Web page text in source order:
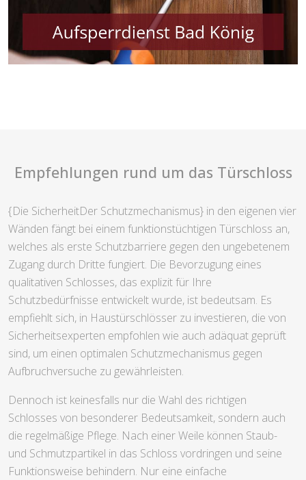
Empfehlungen rund um das Türschloss
{Die SicherheitDer Schutzmechanismus} in den eigenen vier
Wänden fängt bei einem funktionstüchtigen Türschloss an,
welches als erste Schutzbarriere gegen den ungebetenem
Zugang durch Dritte fungiert. Die Bevorzugung eines
qualitativen Schlosses, das explizit für Ihre
Schutzbedürfnisse entwickelt wurde, ist bedeutsam. Es
empfiehlt sich, in Haustürschlösser zu investieren, die von
Sicherheitsexperten empfohlen wie auch adäquat geprüft
sind, um einen optimalen Schutzmechanismus gegen
Aufbruchversuche zu gewährleisten.
Dennoch ist keinesfalls nur die Wahl des richtigen
Schlosses von besonderer Bedeutsamkeit, sondern auch
die regelmäßige Pflege. Nach einer Weile können Staub-
und Schmutzpartikel in das Schloss vordringen und seine
Funktionsweise behindern. Nur eine einfache